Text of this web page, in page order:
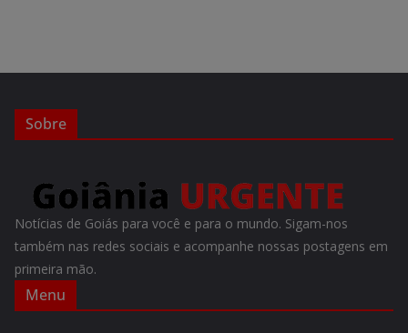
Sobre
Notícias de Goiás para você e para o mundo. Sigam-nos
também nas redes sociais e acompanhe nossas postagens em
primeira mão.
Menu